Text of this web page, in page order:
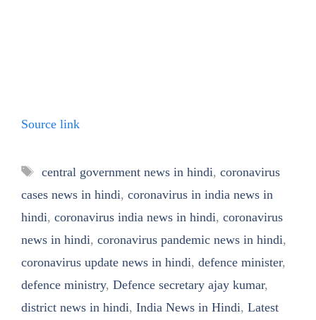
Source link
Tags
central government news in hindi, coronavirus
cases news in hindi, coronavirus in india news in
hindi, coronavirus india news in hindi, coronavirus
news in hindi, coronavirus pandemic news in hindi,
coronavirus update news in hindi, defence minister,
defence ministry, Defence secretary ajay kumar,
district news in hindi, India News in Hindi, Latest